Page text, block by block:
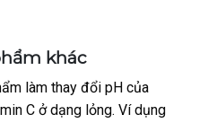
khác
làm thay đổi pH của
C ở dạng lỏng. Ví dụng